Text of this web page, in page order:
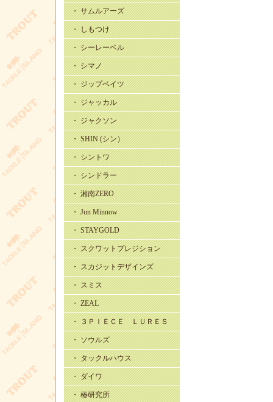
・ サムルアーズ
・ しもつけ
・ シーレーベル
・ シマノ
・ ジップベイツ
・ ジャッカル
・ ジャクソン
・ SHIN (シン）
・ シントワ
・ シンドラー
・ 湘南ZERO
・ Jun Minnow
・ STAYGOLD
・ スクワットプレジション
・ スカジットデザインズ
・ スミス
・ ZEAL
・ ３ＰＩＥＣＥ ＬＵＲＥＳ
・ ソウルズ
・ タックルハウス
・ ダイワ
・ 椿研究所